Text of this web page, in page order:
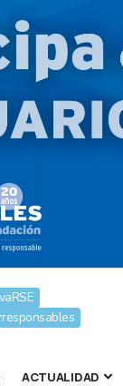
ACTUALIDAD